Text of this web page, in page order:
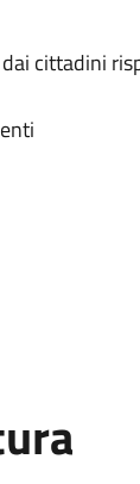
cittadini